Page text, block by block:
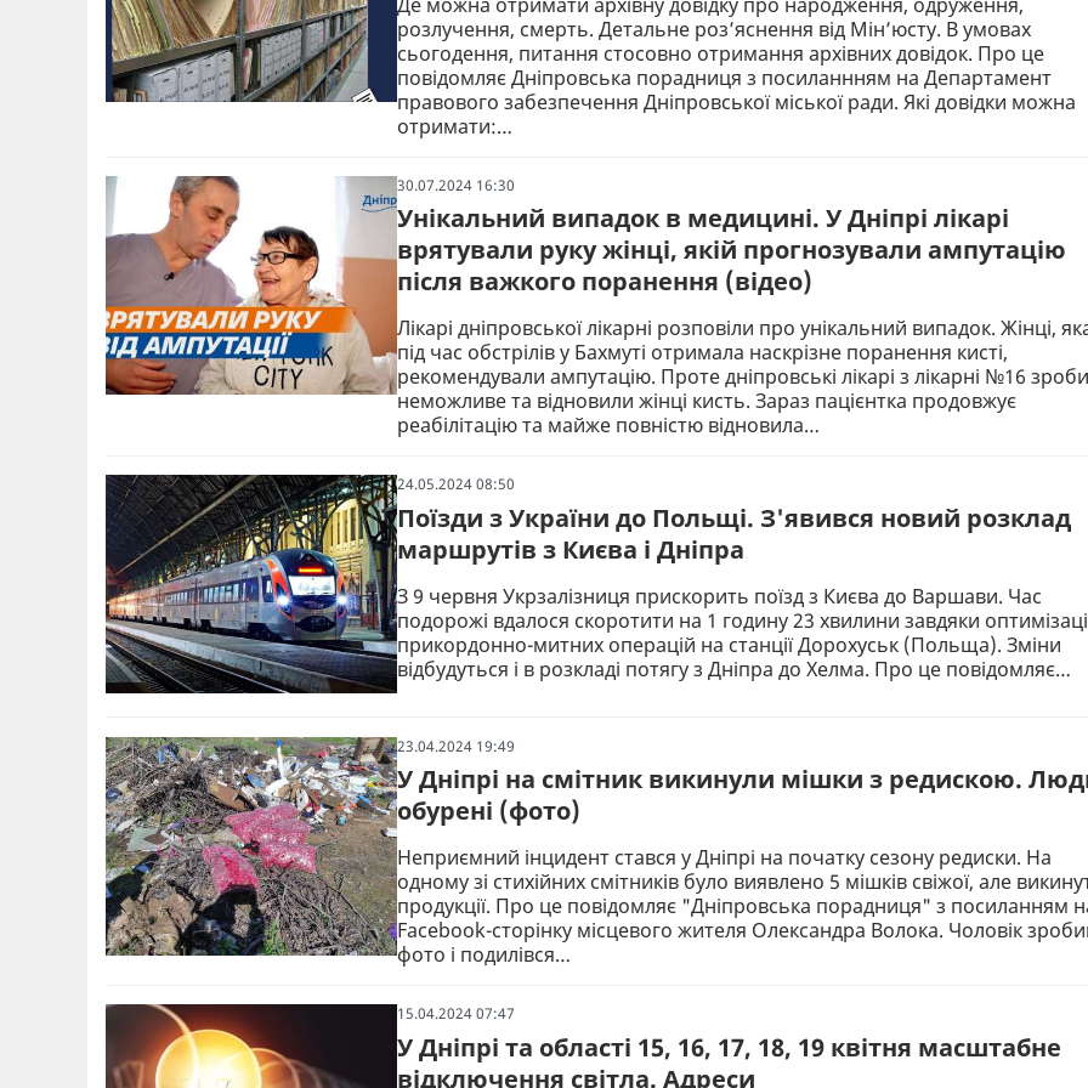
розлучення, смерть. Детальне роз’яснення від Мін’юсту. В умовах
сьогодення, питання стосовно отримання архівних довідок. Про це
повідомляє Дніпровська порадниця з посиланнням на Департамент
правового забезпечення Дніпровської міської ради. Які довідки можна
отримати:…
30.07.2024 16:30
Унікальний випадок в медицині. У Дніпрі лікарі
врятували руку жінці, якій прогнозували ампутацію
після важкого поранення (відео)
Лікарі дніпровської лікарні розповіли про унікальний випадок. Жінці,
під час обстрілів у Бахмуті отримала наскрізне поранення кисті,
рекомендували ампутацію. Проте дніпровські лікарі з лікарні №16
неможливе та відновили жінці кисть. Зараз пацієнтка продовжує
реабілітацію та майже повністю відновила…
24.05.2024 08:50
Поїзди з України до Польщі. З'явився новий розклад
маршрутів з Києва і Дніпра
З 9 червня Укрзалізниця прискорить поїзд з Києва до Варшави. Час
подорожі вдалося скоротити на 1 годину 23 хвилини завдяки
прикордонно-митних операцій на станції Дорохуськ (Польща). Зміни
відбудуться і в розкладі потягу з Дніпра до Хелма. Про це повідомляє…
23.04.2024 19:49
У Дніпрі на смітник викинули мішки з редискою.
обурені (фото)
Неприємний інцидент стався у Дніпрі на початку сезону редиски. На
одному зі стихійних смітників було виявлено 5 мішків свіжої, але
продукції. Про це повідомляє "Дніпровська порадниця" з посиланням
Facebook-сторінку місцевого жителя Олександра Волока. Чоловік
фото і подилівся…
15.04.2024 07:47
У Дніпрі та області 15, 16, 17, 18, 19 квітня масштабне
відключення світла. Адреси